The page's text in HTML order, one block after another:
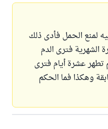
لمنع الحمل فأدى ذلك
فترى الدم
تطهر عشرة أيام فترى
وهكذا فما الحكم